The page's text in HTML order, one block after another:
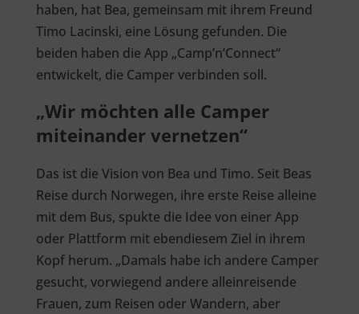
haben, hat Bea, gemeinsam mit ihrem Freund
Timo Lacinski, eine Lösung gefunden. Die
beiden haben die App „Camp’n’Connect“
entwickelt, die Camper verbinden soll.
„Wir möchten alle Camper
miteinander vernetzen“
Das ist die Vision von Bea und Timo. Seit Beas
Reise durch Norwegen, ihre erste Reise alleine
mit dem Bus, spukte die Idee von einer App
oder Plattform mit ebendiesem Ziel in ihrem
Kopf herum. „Damals habe ich andere Camper
gesucht, vorwiegend andere alleinreisende
Frauen, zum Reisen oder Wandern, aber